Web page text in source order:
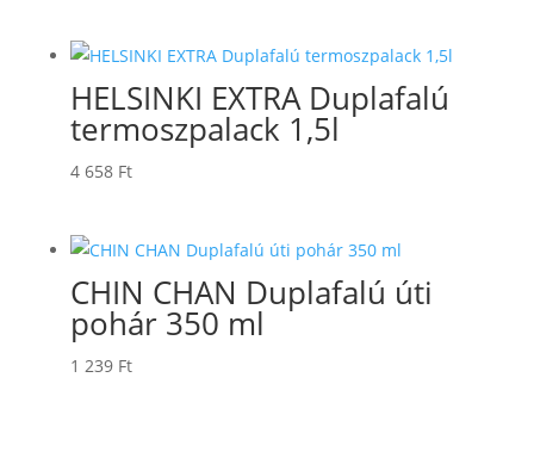
HELSINKI EXTRA Duplafalú
termoszpalack 1,5l
4 658 Ft
CHIN CHAN Duplafalú úti
pohár 350 ml
1 239 Ft